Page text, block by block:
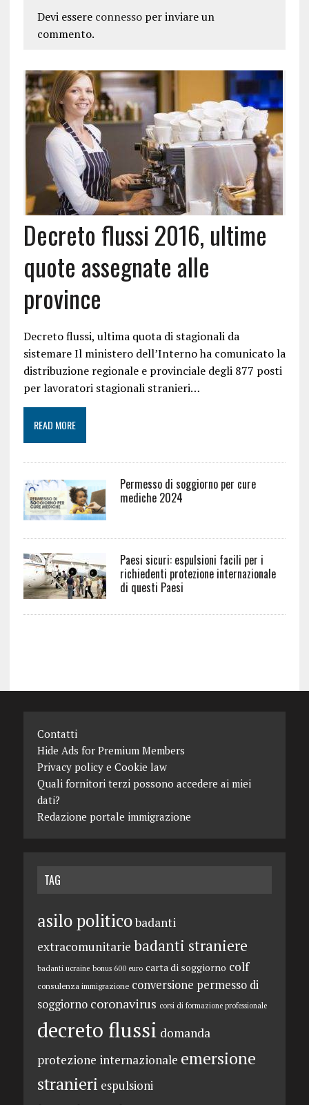
Devi essere connessoper inviare un
commento.
Decreto flussi 2016, ultime
quote assegnate alle
province
Decreto flussi, ultima quota di stagionali da
sistemare Il ministero dell’Interno ha comunicato la
distribuzione regionale e provinciale degli 877 posti
per lavoratori stagionali stranieri…
READ MORE
Permesso di soggiorno per cure
mediche 2024
Paesi sicuri: espulsioni facili per i
richiedenti protezione internazionale
di questi Paesi
Contatti
Hide Ads for Premium Members
Privacy policy e Cookie law
Quali fornitori terzi possono accedere ai miei
dati?
Redazione portale immigrazione
TAG
asilo politicobadanti
extracomunitarie badanti straniere
badanti ucraine bonus 600 euro carta di soggiorno colf
consulenza immigrazione conversione permesso di
soggiorno coronavirus corsi di formazione professionale
decreto flussi domanda
protezione internazionale emersione
stranieri espulsioni